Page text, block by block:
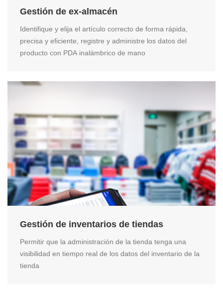
Gestión de ex-almacén
Identifique y elija el artículo correcto de forma rápida,
precisa y eficiente, registre y administre los datos del
producto con PDA inalámbrico de mano
Gestión de inventarios de tiendas
Permitir que la administración de la tienda tenga una
visibilidad en tiempo real de los datos del inventario de la
tienda